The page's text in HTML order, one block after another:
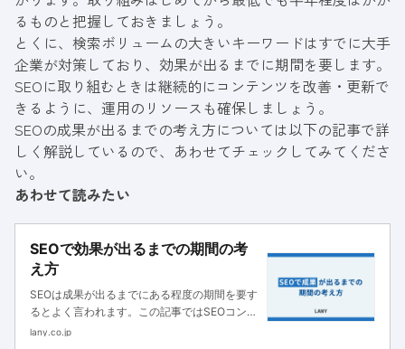
るものと把握しておきましょう。
とくに、検索ボリュームの大きいキーワードはすでに大手
企業が対策しており、効果が出るまでに期間を要します。
SEOに取り組むときは継続的にコンテンツを改善・更新で
きるように、運用のリソースも確保しましょう。
SEOの成果が出るまでの考え方については以下の記事で詳
しく解説しているので、あわせてチェックしてみてくださ
い。
あわせて読みたい
SEOで効果が出るまでの期間の考
え方
SEOは成果が出るまでにある程度の期間を要す
るとよく言われます。この記事ではSEOコンサ
ルティングを展開するLANYが「SEOで成果が
lany.co.jp